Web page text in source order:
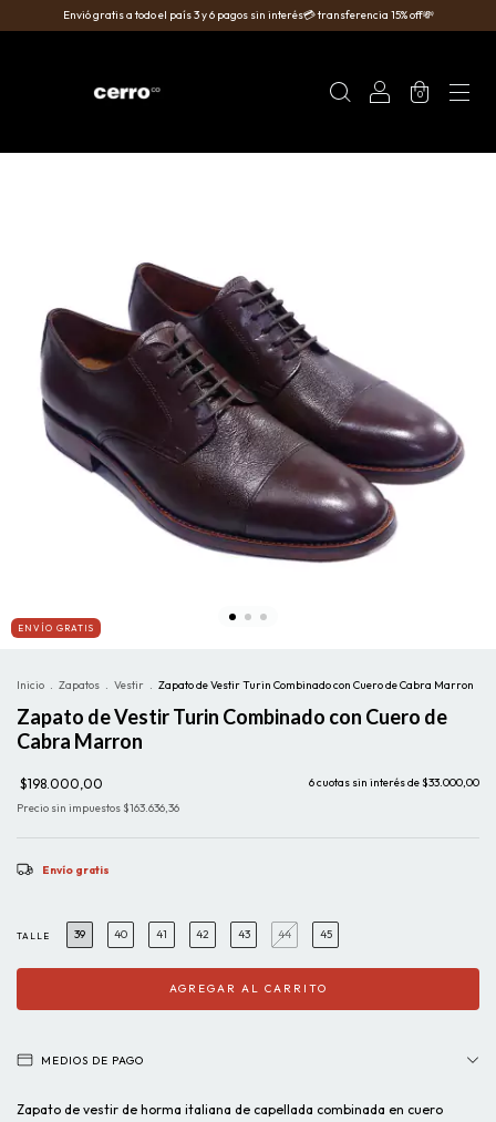
Envió gratis a todo el país 3 y 6 pagos sin interés💳 transferencia 15% off💸
0
ENVÍO GRATIS
Inicio . Zapatos . Vestir . Zapato de Vestir Turin Combinado con Cuero de Cabra Marron
Zapato de Vestir Turin Combinado con Cuero de
Cabra Marron
$198.000,00 6cuotas sin interés de$33.000,00
Precio sin impuestos $163.636,36
Envío gratis
TALLE 39 40 41 42 43 44 45
MEDIOS DE PAGO
Zapato de vestir de horma italiana de capellada combinada en cuero